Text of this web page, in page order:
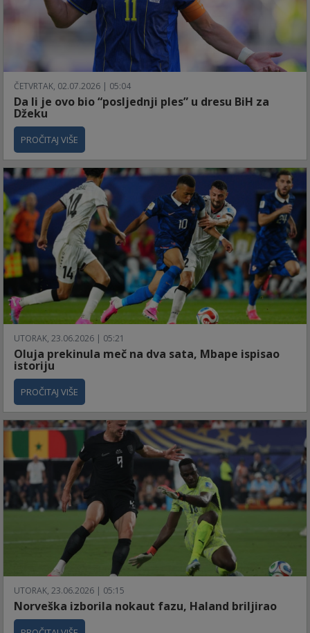
ČETVRTAK, 02.07.2026 | 05:04
Da li je ovo bio “posljednji ples” u dresu BiH za
Džeku
PROČITAJ VIŠE
UTORAK, 23.06.2026 | 05:21
Oluja prekinula meč na dva sata, Mbape ispisao
istoriju
PROČITAJ VIŠE
UTORAK, 23.06.2026 | 05:15
Norveška izborila nokaut fazu, Haland briljirao